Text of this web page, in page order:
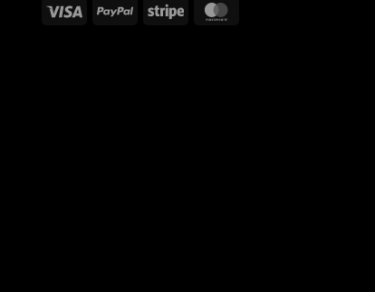
Visum PayPal Streep